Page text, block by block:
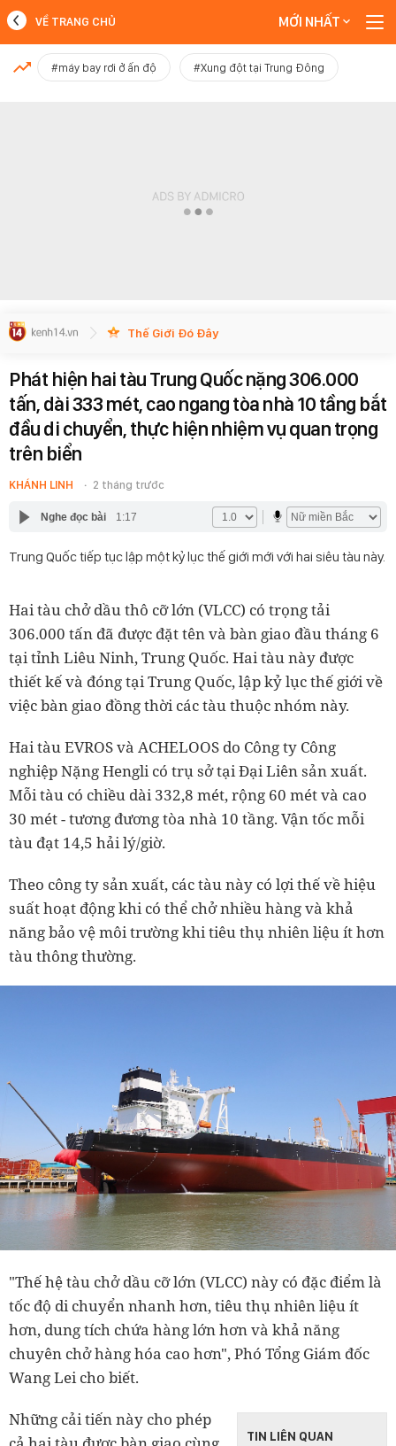
MỚI NHẤT
VỀ TRANG CHỦ MỚI NHẤT
#máy bay rơi ở ấn độ #Xung đột tại Trung Đông
Thế Giới Đó Đây
Phát hiện hai tàu Trung Quốc nặng 306.000
tấn, dài 333 mét, cao ngang tòa nhà 10 tầng bắt
đầu di chuyển, thực hiện nhiệm vụ quan trọng
trên biển
KHÁNH LINH 2 tháng trước
Nghe đọc bài 1:17
Trung Quốc tiếp tục lập một kỷ lục thế giới mới với hai siêu tàu này.
Hai tàu chở dầu thô cỡ lớn (VLCC) có trọng tải
306.000 tấn đã được đặt tên và bàn giao đầu tháng 6
tại tỉnh Liêu Ninh, Trung Quốc. Hai tàu này được
thiết kế và đóng tại Trung Quốc, lập kỷ lục thế giới về
việc bàn giao đồng thời các tàu thuộc nhóm này.
Hai tàu EVROS và ACHELOOS do Công ty Công
nghiệp Nặng Hengli có trụ sở tại Đại Liên sản xuất.
Mỗi tàu có chiều dài 332,8 mét, rộng 60 mét và cao
30 mét - tương đương tòa nhà 10 tầng. Vận tốc mỗi
tàu đạt 14,5 hải lý/giờ.
Theo công ty sản xuất, các tàu này có lợi thế về hiệu
suất hoạt động khi có thể chở nhiều hàng và khả
năng bảo vệ môi trường khi tiêu thụ nhiên liệu ít hơn
tàu thông thường.
"Thế hệ tàu chở dầu cỡ lớn (VLCC) này có đặc điểm là
tốc độ di chuyển nhanh hơn, tiêu thụ nhiên liệu ít
hơn, dung tích chứa hàng lớn hơn và khả năng
chuyên chở hàng hóa cao hơn", Phó Tổng Giám đốc
Wang Lei cho biết.
TIN LIÊN QUAN
Những cải tiến này cho phép